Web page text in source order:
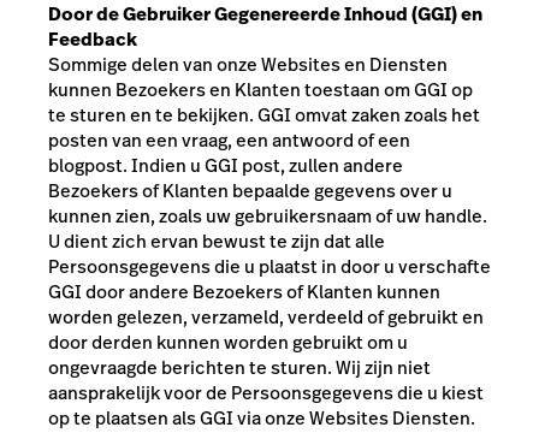
Door de Gebruiker Gegenereerde Inhoud (GGI) en
Feedback
Sommige delen van onze Websites en Diensten
kunnen Bezoekers en Klanten toestaan om GGI op
te sturen en te bekijken. GGI omvat zaken zoals het
posten van een vraag, een antwoord of een
blogpost. Indien u GGI post, zullen andere
Bezoekers of Klanten bepaalde gegevens over u
kunnen zien, zoals uw gebruikersnaam of uw handle.
U dient zich ervan bewust te zijn dat alle
Persoonsgegevens die u plaatst in door u verschafte
GGI door andere Bezoekers of Klanten kunnen
worden gelezen, verzameld, verdeeld of gebruikt en
door derden kunnen worden gebruikt om u
ongevraagde berichten te sturen. Wij zijn niet
aansprakelijk voor de Persoonsgegevens die u kiest
op te plaatsen als GGI via onze Websites Diensten.